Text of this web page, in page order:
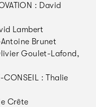
: David
Lambert
Antoine Brunet
Goulet-Lafond,
CONSEIL : Thalie
Crête